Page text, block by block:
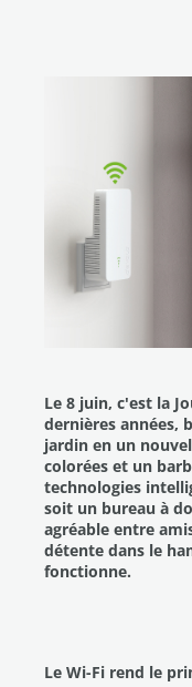
Le 8 juin, c'est la
dernières années,
jardin en un
colorées et un
technologies
soit un bureau à
agréable entre
détente dans le
fonctionne.
Le Wi-Fi rend le